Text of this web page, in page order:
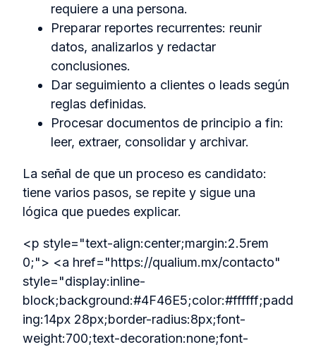
requiere a una persona.
Preparar reportes recurrentes: reunir
datos, analizarlos y redactar
conclusiones.
Dar seguimiento a clientes o leads según
reglas definidas.
Procesar documentos de principio a fin:
leer, extraer, consolidar y archivar.
La señal de que un proceso es candidato:
tiene varios pasos, se repite y sigue una
lógica que puedes explicar.
<p style="text-align:center;margin:2.5rem
0;"> <a href="https://qualium.mx/contacto"
style="display:inline-
block;background:#4F46E5;color:#ffffff;padd
ing:14px 28px;border-radius:8px;font-
weight:700;text-decoration:none;font-